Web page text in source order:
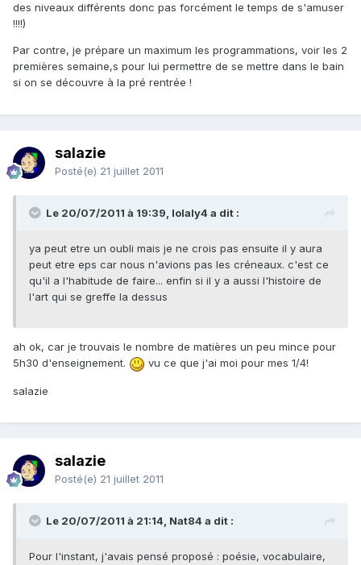
des niveaux différents donc pas forcément le temps de s'amuser
!!!!)
Par contre, je prépare un maximum les programmations, voir les 2
premières semaine,s pour lui permettre de se mettre dans le bain
si on se découvre à la pré rentrée !
salazie
Posté(e) 21 juillet 2011
Le 20/07/2011 à 19:39, lolaly4 a dit :
ya peut etre un oubli mais je ne crois pas ensuite il y aura
peut etre eps car nous n'avions pas les créneaux. c'est ce
qu'il a l'habitude de faire... enfin si il y a aussi l'histoire de
l'art qui se greffe la dessus
ah ok, car je trouvais le nombre de matières un peu mince pour
5h30 d'enseignement.
vu ce que j'ai moi pour mes 1/4!
salazie
salazie
Posté(e) 21 juillet 2011
Le 20/07/2011 à 21:14, Nat84 a dit :
Pour l'instant, j'avais pensé proposé : poésie, vocabulaire,